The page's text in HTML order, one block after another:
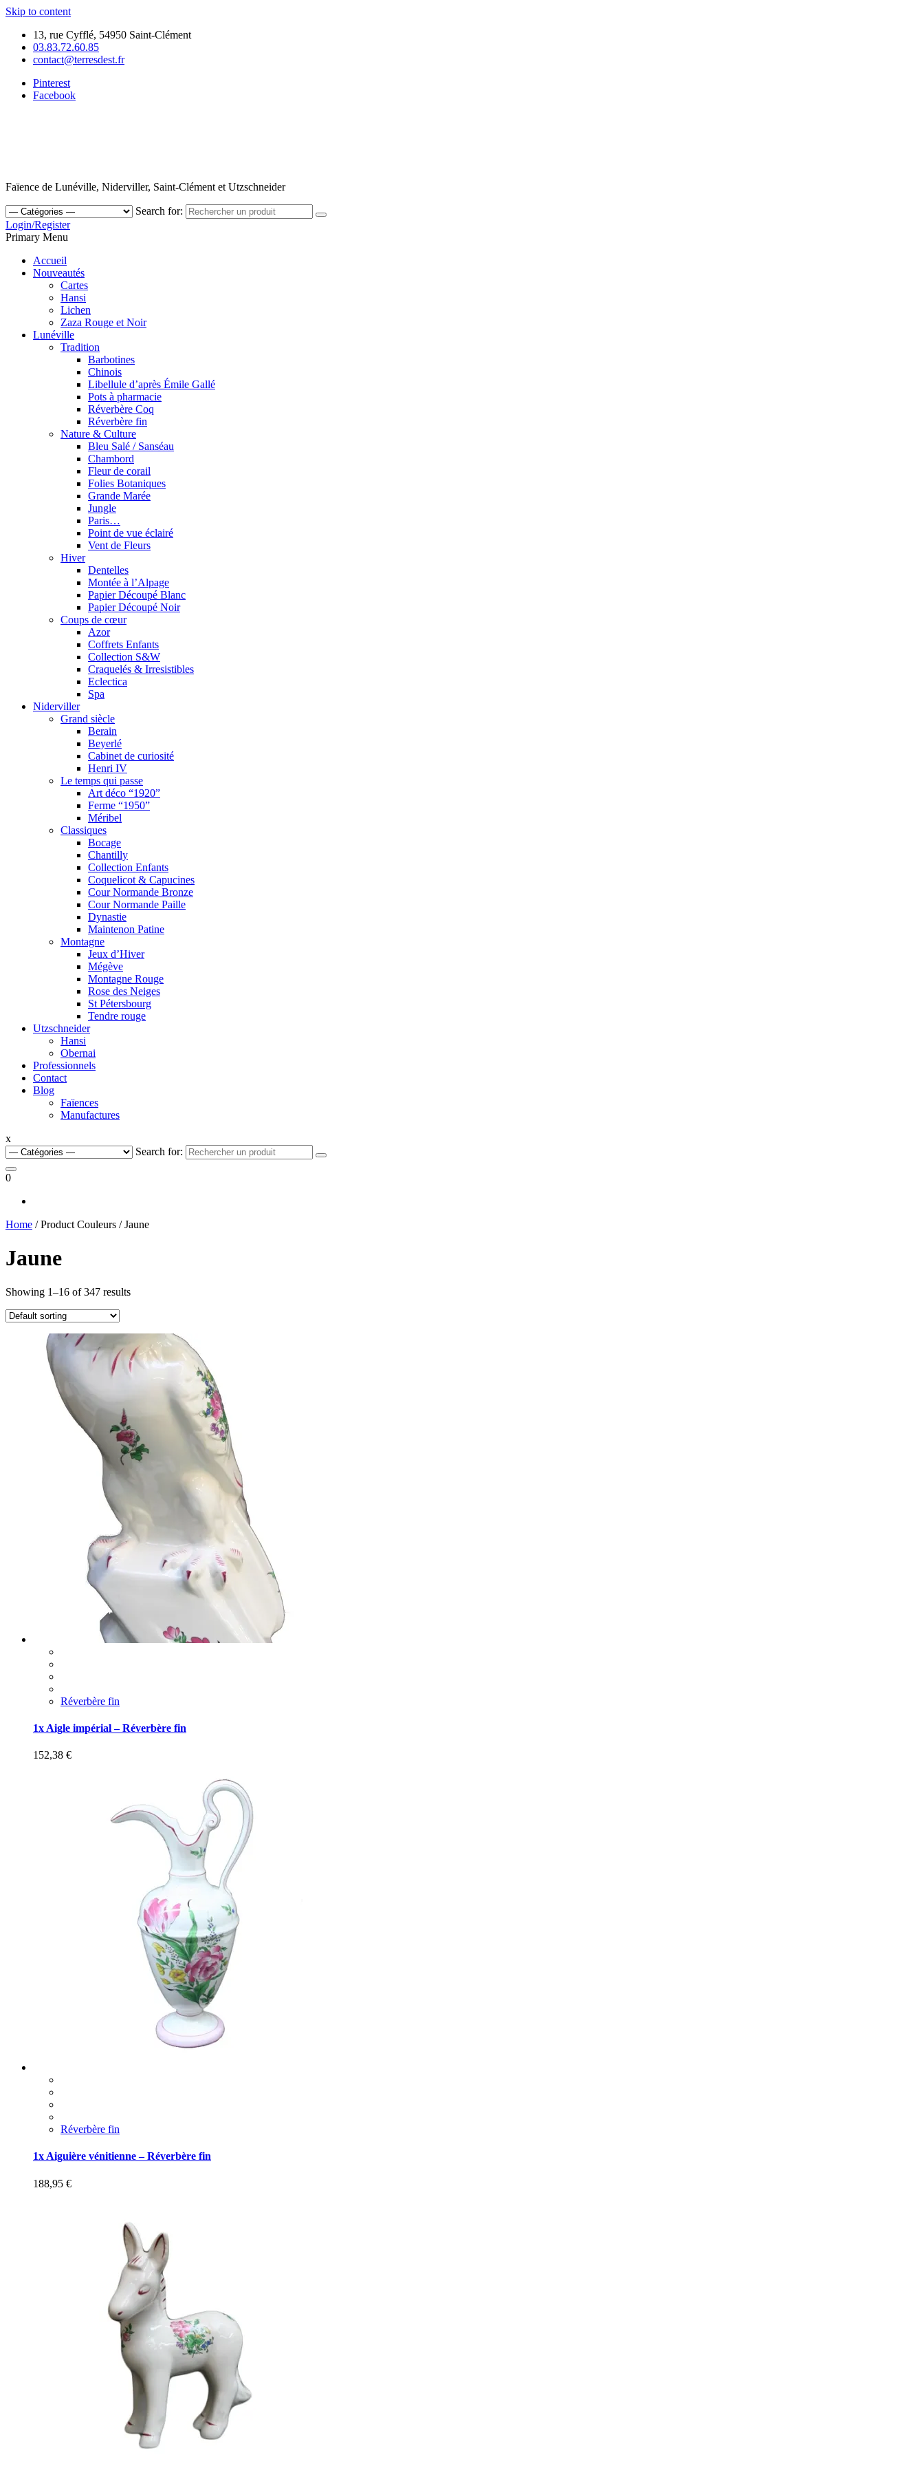
Skip to content
13, rue Cyfflé, 54950 Saint-Clément
03.83.72.60.85
contact@terresdest.fr
Pinterest
Facebook
Faïence de Lunéville, Niderviller, Saint-Clément et Utzschneider
Search for:
Login/Register
Primary Menu
Accueil
Nouveautés
Cartes
Hansi
Lichen
Zaza Rouge et Noir
Lunéville
Tradition
Barbotines
Chinois
Libellule d’après Émile Gallé
Pots à pharmacie
Réverbère Coq
Réverbère fin
Nature & Culture
Bleu Salé / Sanséau
Chambord
Fleur de corail
Folies Botaniques
Grande Marée
Jungle
Paris…
Point de vue éclairé
Vent de Fleurs
Hiver
Dentelles
Montée à l’Alpage
Papier Découpé Blanc
Papier Découpé Noir
Coups de cœur
Azor
Coffrets Enfants
Collection S&W
Craquelés & Irresistibles
Eclectica
Spa
Niderviller
Grand siècle
Berain
Beyerlé
Cabinet de curiosité
Henri IV
Le temps qui passe
Art déco “1920”
Ferme “1950”
Méribel
Classiques
Bocage
Chantilly
Collection Enfants
Coquelicot & Capucines
Cour Normande Bronze
Cour Normande Paille
Dynastie
Maintenon Patine
Montagne
Jeux d’Hiver
Mégève
Montagne Rouge
Rose des Neiges
St Pétersbourg
Tendre rouge
Utzschneider
Hansi
Obernai
Professionnels
Contact
Blog
Faïences
Manufactures
x
Search for:
0
Home / Product Couleurs / Jaune
Jaune
Showing 1–16 of 347 results
Réverbère fin
1x Aigle impérial – Réverbère fin
152,38 €
Réverbère fin
1x Aiguière vénitienne – Réverbère fin
188,95 €